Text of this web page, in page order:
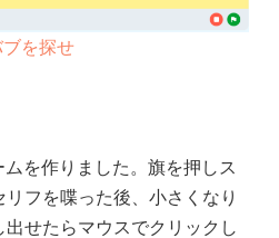
ブを探せ
ムを作りました。旗を押しス
フを喋った後、小さくなり
せたらマウスでクリックし